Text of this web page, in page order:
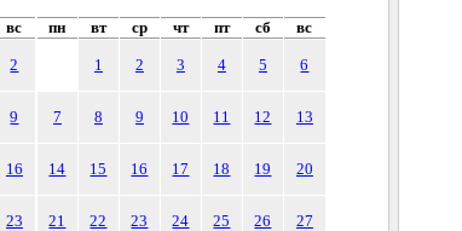
вс
2
9
16
23
пн вт ср чт пт сб вс
1 2 3 4 5 6
7 8 9 10 11 12 13
14 15 16 17 18 19 20
21 22 23 24 25 26 27